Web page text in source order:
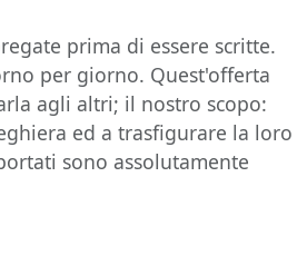
prima di essere scritte.
per giorno. Quest'offerta
agli altri; il nostro scopo:
ed a trasfigurare la loro
sono assolutamente